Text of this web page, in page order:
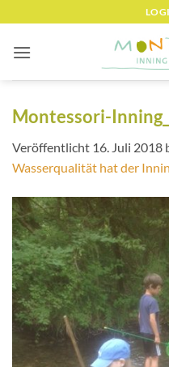
springen
Montessori-
Veröffentlicht 16. Juli 2018
Wasserqualität hat der